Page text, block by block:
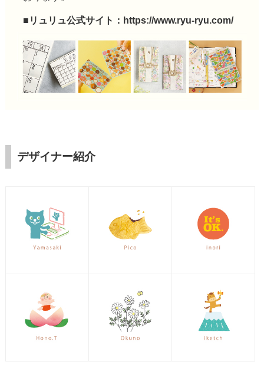
■リュリュ公式サイト： https://www.ryu-ryu.com/
デザイナー紹介